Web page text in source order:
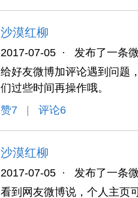
沙漠红柳
2017-07-05 ·
发布了一条
给好友微博加评论遇到问题
们过些时间再操作哦。
赞7 评论6
沙漠红柳
2017-07-05 ·
发布了一条
看到网友微博说，个人主页